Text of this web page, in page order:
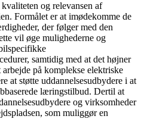
og relevansen af
Formålet er at imødekomme de
der følger med den
vil øge mulighederne og
samtidig med at det højner
på komplekse elektriske
at støtte uddannelsesudbydere i at
læringstilbud. Dertil at
og virksomheder
som muliggør en